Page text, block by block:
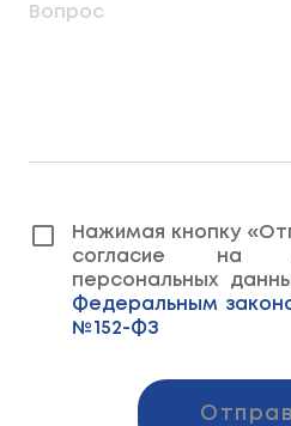
Вопрос
Нажимая кнопку
согласие на
персональных
Федеральным
№152-ФЗ